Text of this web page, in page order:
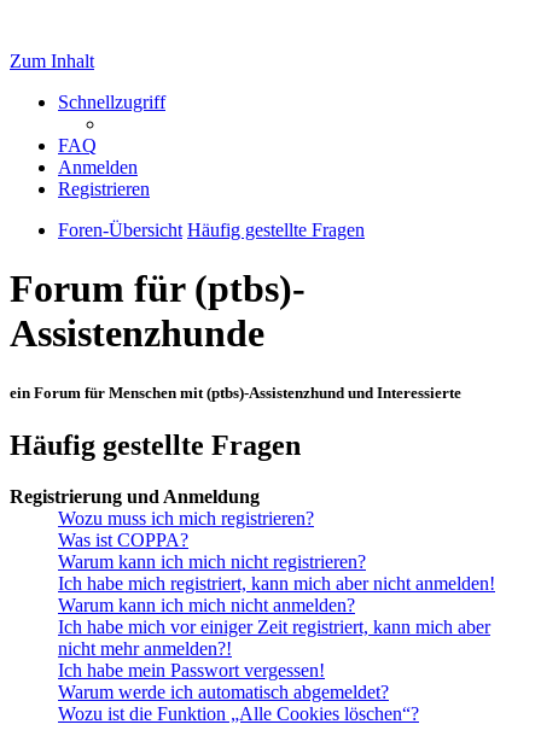
Zum Inhalt
Schnellzugriff
FAQ
Anmelden
Registrieren
Foren-Übersicht Häufig gestellte Fragen
Forum für (ptbs)-
Assistenzhunde
ein Forum für Menschen mit (ptbs)-Assistenzhund und Interessierte
Häufig gestellte Fragen
Registrierung und Anmeldung
Wozu muss ich mich registrieren?
Was ist COPPA?
Warum kann ich mich nicht registrieren?
Ich habe mich registriert, kann mich aber nicht anmelden!
Warum kann ich mich nicht anmelden?
Ich habe mich vor einiger Zeit registriert, kann mich aber
nicht mehr anmelden?!
Ich habe mein Passwort vergessen!
Warum werde ich automatisch abgemeldet?
Wozu ist die Funktion „Alle Cookies löschen“?